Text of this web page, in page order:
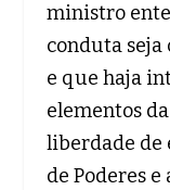
ministro
conduta
e que haja
elementos
liberdade de
de Poderes